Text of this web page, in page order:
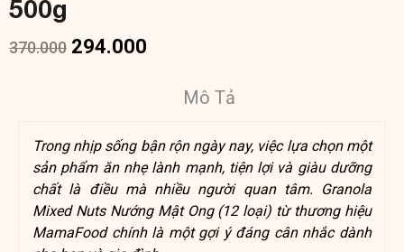
500g
370.000 294.000
Mô Tả
Trong nhịp sống bận rộn ngày nay, việc lựa chọn một
sản phẩm ăn nhẹ lành mạnh, tiện lợi và giàu dưỡng
chất là điều mà nhiều người quan tâm. Granola
Mixed Nuts Nướng Mật Ong (12 loại) từ thương hiệu
MamaFood chính là một gợi ý đáng cân nhắc dành